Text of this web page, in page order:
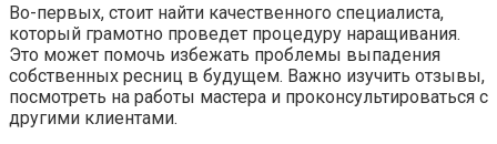
Во-первых, стоит найти качественного специалиста,
который грамотно проведет процедуру наращивания.
Это может помочь избежать проблемы выпадения
собственных ресниц в будущем. Важно изучить отзывы,
посмотреть на работы мастера и проконсультироваться с
другими клиентами.